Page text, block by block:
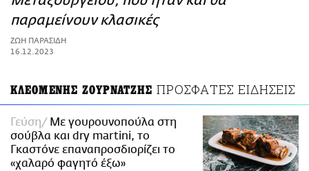
ΑΜΠΑ
PRINT
παραμείνουν κλασικές
ΖΩΗ ΠΑΡΑΣΙΔΗ
16.12.2023
ΚΛΕΟΜΕΝΗΣ ΖΟΥΡΝΑΤΖΗΣ ΠΡΟΣΦΑΤΕΣ ΕΙΔΗΣΕΙΣ
Γεύση
Με γουρουνοπούλα στη
σούβλα και dry martini, το
Γκαστόνε επαναπροσδιορίζει το
«χαλαρό φαγητό έξω»